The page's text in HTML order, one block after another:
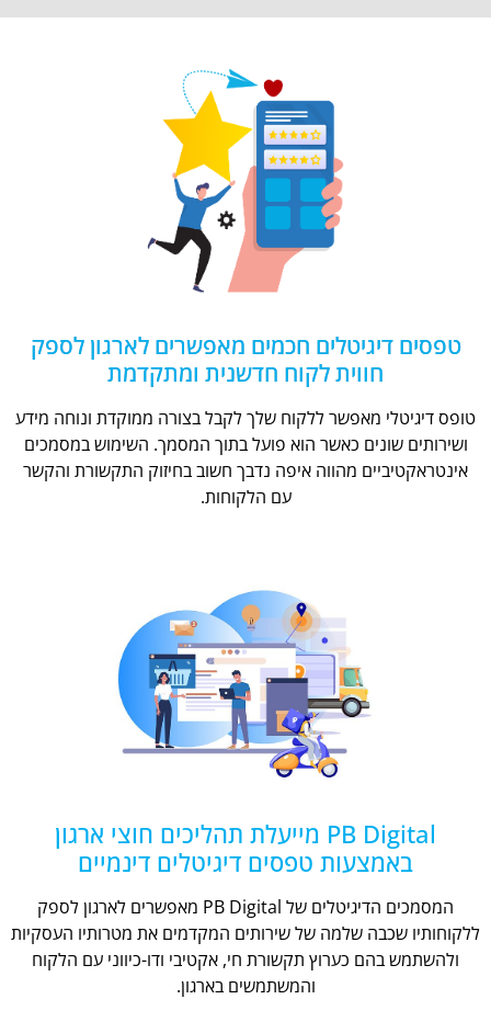
טפסים דיגיטלים חכמים מאפשרים לארגון לספק
חווית לקוח חדשנית ומתקדמת
טופס דיגיטלי מאפשר ללקוח שלך לקבל בצורה ממוקדת ונוחה מידע
ושירותים שונים כאשר הוא פועל בתוך המסמך. השימוש במסמכים
אינטראקטיביים מהווה איפה נדבך חשוב בחיזוק התקשורת והקשר
עם הלקוחות.
PB Digital מייעלת תהליכים חוצי ארגון
באמצעות טפסים דיגיטלים דינמיים
המסמכים הדיגיטלים של PB Digital מאפשרים לארגון לספק
ללקוחותיו שכבה שלמה של שירותים המקדמים את מטרותיו העסקיות
ולהשתמש בהם כערוץ תקשורת חי, אקטיבי ודו-כיווני עם הלקוח
והמשתמשים בארגון.